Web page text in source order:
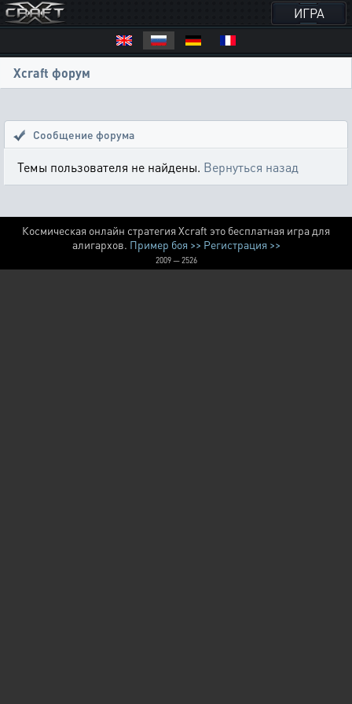
ИГРА
Xcraft форум
Сообщение форума
Темы пользователя не найдены. Вернуться назад
Космическая онлайн стратегия Xcraft это бесплатная игра для
алигархов. Пример боя >> Регистрация >>
2009 — 2526